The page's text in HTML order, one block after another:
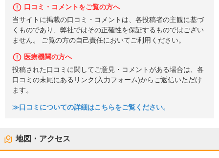
口コミ・コメントをご覧の方へ
当サイトに掲載の口コミ・コメントは、各投稿者の主観に基づ
くものであり、弊社ではその正確性を保証するものではござい
ません。 ご覧の方の自己責任においてご利用ください。
医療機関の方へ
投稿された口コミに関してご意見・コメントがある場合は、各
口コミの末尾にあるリンク(入力フォーム)からご返信いただけ
ます。
≫口コミについての詳細はこちらをご覧ください。
地図・アクセス